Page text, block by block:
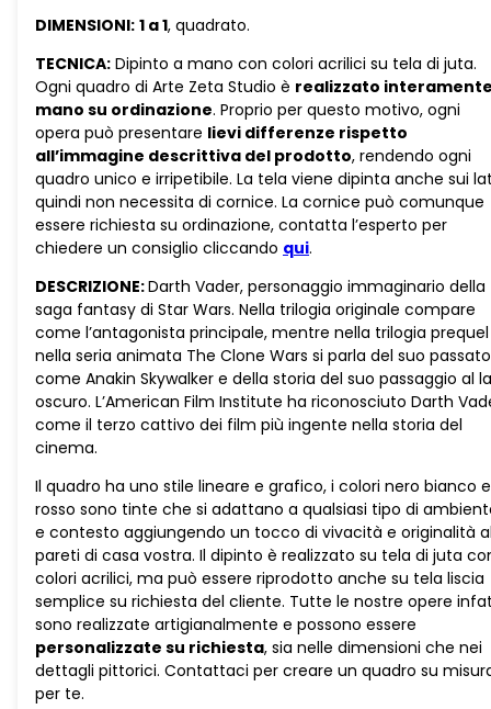
DIMENSIONI: 1 a 1, quadrato.
TECNICA: Dipinto a mano con colori acrilici su tela di juta.
Ogni quadro di Arte Zeta Studio è realizzato
mano su ordinazione. Proprio per questo motivo, ogni
opera può presentare lievi differenze rispetto
all’immagine descrittiva del prodotto, rendendo ogni
quadro unico e irripetibile. La tela viene dipinta anche sui
quindi non necessita di cornice. La cornice può comunque
essere richiesta su ordinazione, contatta l’esperto per
chiedere un consiglio cliccando qui.
DESCRIZIONE:Darth Vader, personaggio immaginario della
saga fantasy di Star Wars. Nella trilogia originale compare
come l’antagonista principale, mentre nella trilogia
nella seria animata The Clone Wars si parla del suo passato
come Anakin Skywalker e della storia del suo passaggio al
oscuro. L’American Film Institute ha riconosciuto Darth
come il terzo cattivo dei film più ingente nella storia del
cinema.
Il quadro ha uno stile lineare e grafico, i colori nero bianco e
rosso sono tinte che si adattano a qualsiasi tipo di
e contesto aggiungendo un tocco di vivacità e originalità
pareti di casa vostra. Il dipinto è realizzato su tela di juta
colori acrilici, ma può essere riprodotto anche su tela liscia
semplice su richiesta del cliente. Tutte le nostre opere
sono realizzate artigianalmente e possono essere
personalizzate su richiesta, sia nelle dimensioni che nei
dettagli pittorici. Contattaci per creare un quadro su
per te.